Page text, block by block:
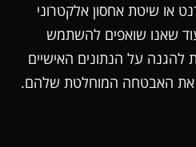
או שיטת אחסון אלקטרוני
ב-100%. בעוד שאנו שואפים להשתמש
על הנתונים האישיים
את האבטחה המוחלטת שלהם.